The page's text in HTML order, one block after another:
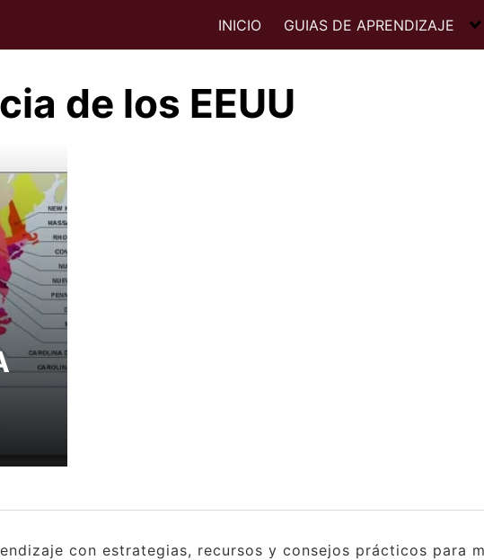
INICIO GUIAS DE APRENDIZAJE
de los EEUU
con estrategias, recursos y consejos prácticos para